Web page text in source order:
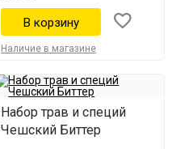
Наличие в магазине
Набор трав и специй
Чешский Биттер